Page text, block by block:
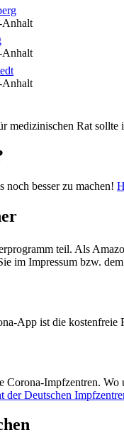
Anhalt
Anhalt
Anhalt
medizinischen Rat sollte
noch besser zu machen!
teil. Als
im Impressum bzw.
App ist die
Corona-Impfzentren.
der Deutschen